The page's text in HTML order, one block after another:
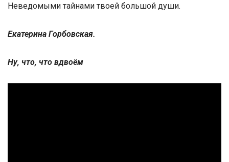
Неведомыми тайнами твоей большой души.
Екатерина Горбовская.
Ну, что, что вдвоём